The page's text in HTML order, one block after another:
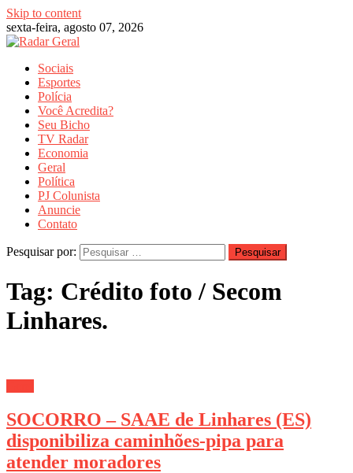
Skip to content
sexta-feira, agosto 07, 2026
Sociais
Esportes
Polícia
Você Acredita?
Seu Bicho
TV Radar
Economia
Geral
Política
PJ Colunista
Anuncie
Contato
Pesquisar por:
Tag: Crédito foto / Secom
Linhares.
SOCORRO – SAAE de Linhares (ES)
disponibiliza caminhões-pipa para
atender moradores